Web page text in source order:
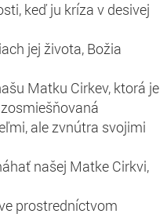
keď ju kríza v desivej
jej života, Božia
Matku Cirkev, ktorá je
ale zvnútra svojimi
našej Matke Cirkvi,
prostredníctvom